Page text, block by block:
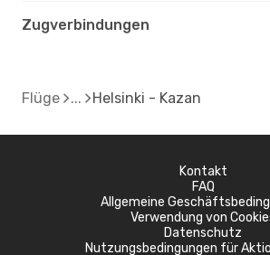
Zugverbindungen
Flüge Helsinki - Kazan
Kontakt
FAQ
Allgemeine
Verwendung von
Datenschutz
Nutzungsbedingungen für